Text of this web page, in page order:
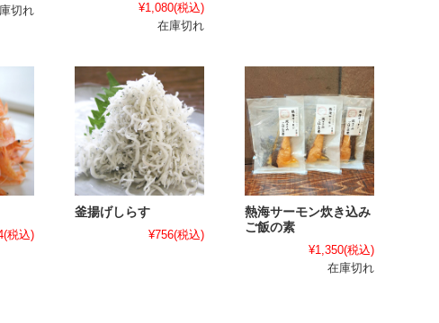
切れ
¥1,080(税込)
在庫切れ
(税込)
釜揚げしらす
¥756(税込)
熱海サーモン炊き込み
ご飯の素
¥1,350(税込)
在庫切れ